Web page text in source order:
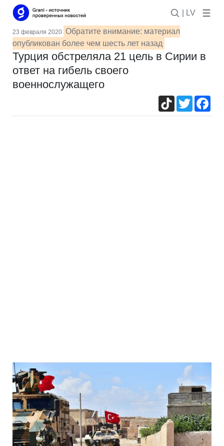
| LV
23 февраля 2020 Обратите внимание: материал
опубликован более чем шесть лет назад
Турция обстреляла 21 цель в Сирии в
ответ на гибель своего
военнослужащего
TikTokTwitter